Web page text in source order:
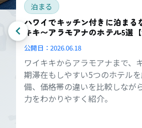
泊まる
ハワイでキッチン付きに泊まる
キキ〜アラモアナのホテル5選【
公開日： 2026.06.18
ワイキキからアラモアナまで、
期滞在もしやすい5つのホテル
備、価格帯の違いを比較しなが
力をわかりやすく紹介。